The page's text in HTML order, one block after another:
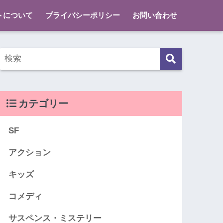
について プライバシーポリシー お問い合わせ
カテゴリー
SF
アクション
キッズ
コメディ
サスペンス・ミステリー